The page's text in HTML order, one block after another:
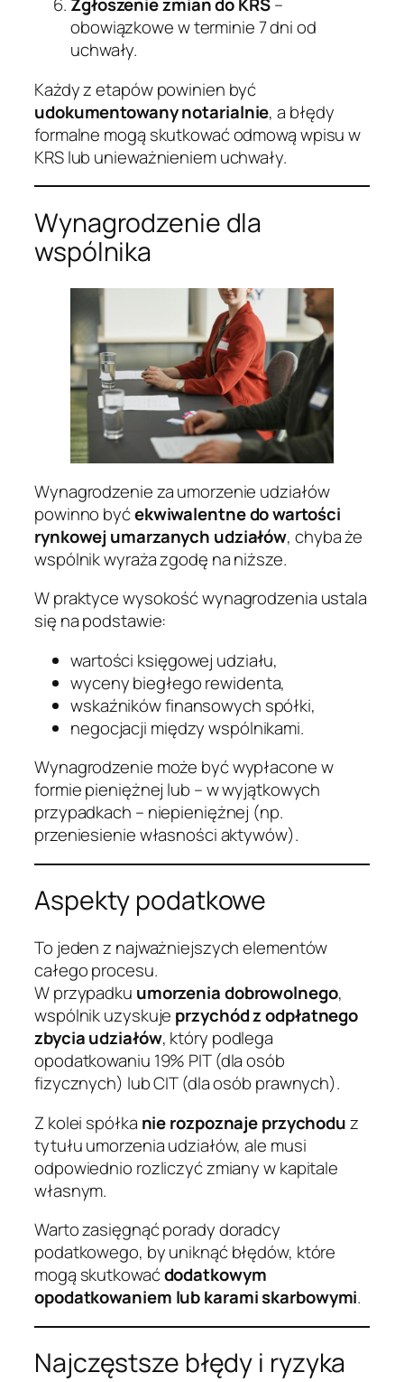
Zgłoszenie zmian do KRS–
obowiązkowe w terminie 7 dni od
uchwały.
Każdy z etapów powinien być
udokumentowany notarialnie, a błędy
formalne mogą skutkować odmową wpisu w
KRS lub unieważnieniem uchwały.
Wynagrodzenie dla
wspólnika
Wynagrodzenie za umorzenie udziałów
powinno byćekwiwalentne do wartości
rynkowej umarzanych udziałów, chyba że
wspólnik wyraża zgodę na niższe.
W praktyce wysokość wynagrodzenia ustala
się na podstawie:
wartości księgowej udziału,
wyceny biegłego rewidenta,
wskaźników finansowych spółki,
negocjacji między wspólnikami.
Wynagrodzenie może być wypłacone w
formie pieniężnej lub – w wyjątkowych
przypadkach – niepieniężnej (np.
przeniesienie własności aktywów).
Aspekty podatkowe
To jeden z najważniejszych elementów
całego procesu.
W przypadku umorzenia dobrowolnego,
wspólnik uzyskuje przychód z odpłatnego
zbycia udziałów, który podlega
opodatkowaniu 19% PIT (dla osób
fizycznych) lub CIT (dla osób prawnych).
Z kolei spółka nie rozpoznaje przychoduz
tytułu umorzenia udziałów, ale musi
odpowiednio rozliczyć zmiany w kapitale
własnym.
Warto zasięgnąć porady doradcy
podatkowego, by uniknąć błędów, które
mogą skutkowaćdodatkowym
opodatkowaniem lub karami skarbowymi.
Najczęstsze błędy i ryzyka